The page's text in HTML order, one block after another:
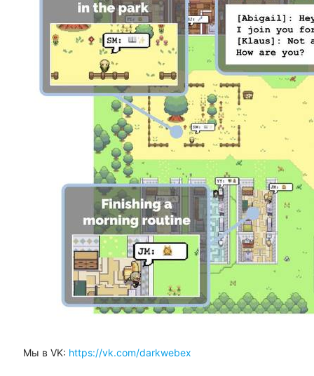
Мы в VK: https://vk.com/darkwebex